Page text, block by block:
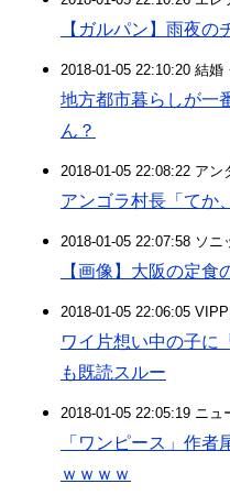
【ガルパン】雨夜の
2018-01-05 22:10:20 結婚
地方都市暮らしが
ん？
2018-01-05 22:08:22 アン
アンゴラ村長「てか
2018-01-05 22:07:58 ソニ
【画像】大阪の定食
2018-01-05 22:06:05
ワイ片想い中の子に
も既読スルー
2018-01-05 22:05:19 ニュ
「ワンピース」作者
ｗｗｗｗ